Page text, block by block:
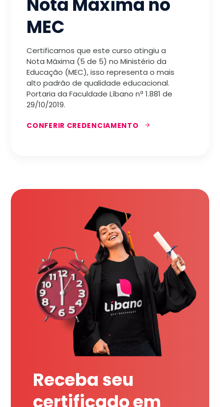
MEC
Certificamos que este curso atingiu a
Nota Máxima (5 de 5) no Ministério da
Educação (MEC), isso representa o mais
alto padrão de qualidade educacional.
Portaria da Faculdade Líbano nª 1.881 de
29/10/2019.
CONFERIR CREDENCIAMENTO
Receba seu
certificado em